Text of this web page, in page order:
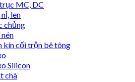
MC, DC
len
chủng
kín cối trộn bê tông
Silicon
chà